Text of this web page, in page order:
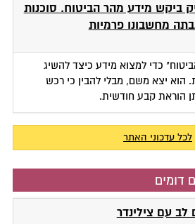
ביקש מידע מהר הביטוח. סוכנות
מחשבונו פרמיות
כדי למצוא מידע כיצד להשיג
הוא יצא משם, מבלי להבין כי רכש
הוראת קבע חודשית.
לכל עדכוני האתר
דומים
לב עם צילינדר